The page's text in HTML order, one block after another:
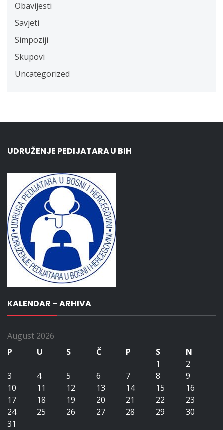
Obavijesti
Savjeti
Simpoziji
Skupovi
Uncategorized
UDRUŽENJE PEDIJATARA U BIH
KALENDAR – ARHIVA
August 2026
P
U S Č P S
N
1
2
3
4 5 6 7 8
9
10
11 12 13 14 15
16
17
18 19 20 21 22
23
24
25 26 27 28 29
30
31